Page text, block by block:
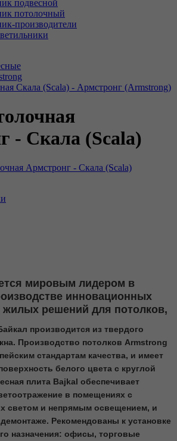
подвесной
потолочный
производители
Скала (Scala) - Армстронг (Armstrong)
- Скала (Scala)
мировым лидером в
инновационных
жилых решений для потолков,
производится из твердого
Производство потолков Armstrong
стандартам качества, и имеет
белого цвета с круглой
плита Bajkal обеспечивает
в помещениях с
светом и непрямым освещением, и
Рекомендованы к установке
назначения: офисы, торговые